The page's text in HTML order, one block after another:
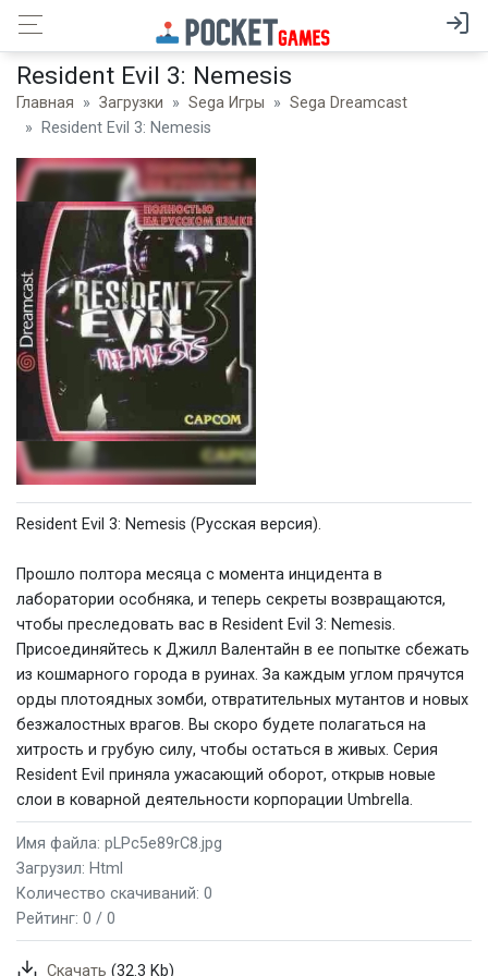
Resident Evil 3: Nemesis
Главная Загрузки Sega Игры
Sega Dreamcast
Resident Evil 3: Nemesis
Resident Evil 3: Nemesis (Русская версия).
Прошло полтора месяца с момента инцидента в
лаборатории особняка, и теперь секреты возвращаются,
чтобы преследовать вас в Resident Evil 3: Nemesis.
Присоединяйтесь к Джилл Валентайн в ее попытке сбежать
из кошмарного города в руинах. За каждым углом прячутся
орды плотоядных зомби, отвратительных мутантов и новых
безжалостных врагов. Вы скоро будете полагаться на
хитрость и грубую силу, чтобы остаться в живых. Серия
Resident Evil приняла ужасающий оборот, открыв новые
слои в коварной деятельности корпорации Umbrella.
Имя файла: pLPc5e89rC8.jpg
Загрузил: Html
Количество скачиваний: 0
Рейтинг: 0 / 0
Скачать (32.3 Kb)